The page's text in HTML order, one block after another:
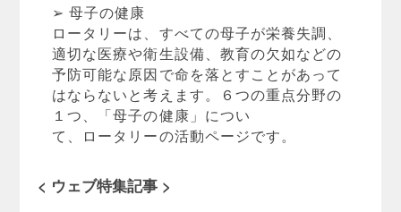
➢ 母子の健康
ロータリーは、すべての母子が栄養失調、
適切な医療や衛生設備、教育の欠如などの
予防可能な原因で命を落とすことがあって
はならないと考えます。６つの重点分野の
１つ、「母子の健康」につい
て、ロータリーの活動ページです。
< ウェブ特集記事 >